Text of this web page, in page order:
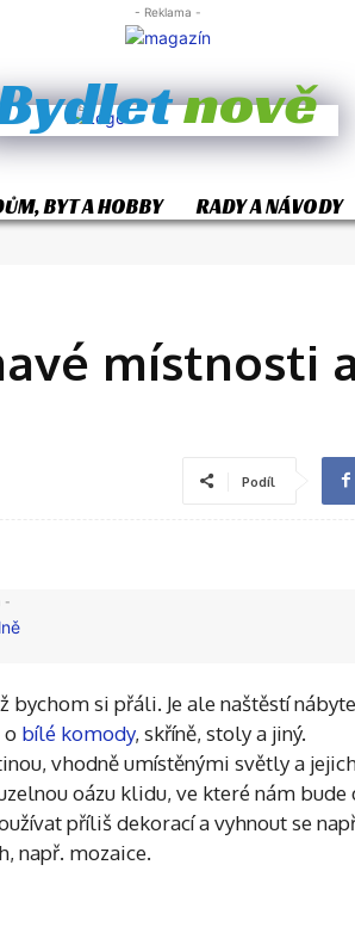
- Reklama -
nově
BYT A HOBBY RADY A NÁVODY
místnosti
Podíl
-
bychom si přáli. Je ale naštěstí
o bílé komody, skříně, stoly a jiný.
vhodně umístěnými světly a
oázu klidu, ve které nám bude
příliš dekorací a vyhnout se
např. mozaice.